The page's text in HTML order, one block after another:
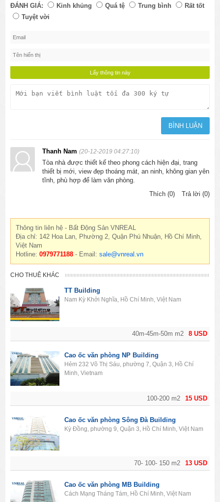
ĐÁNH GIÁ: Kinh khủng Quá tệ Trung bình
Rất tốt
Tuyệt vời
Thanh Nam(20-12-2019 04:27:10)
Tòa nhà được thiết kế theo phong cách hiện đại, trang
thiết bị mới, view đẹp thoáng mát, an ninh, không gian yên
tĩnh, phù hợp để làm văn phòng.
Thích (0)
Trả lời (0)
Thông tin liên hệ - Bất Động Sản VNREAL
Địa chỉ: 142 Hoa Lan, Phường 2, Quận Phú Nhuận, Hồ Chí Minh,
Việt Nam
Hotline:0979771188 - Email:sale@vnreal.vn
CHO THUÊ KHÁC
8 USD
40m-45m-50m m2
TT Building
Nam Kỳ Khởi Nghĩa, Hồ Chí Minh, Việt Nam
15 USD
100-200 m2
Cao ốc văn phòng NP Building
Hẻm 232 Võ Thị Sáu, phường 7, Quận 3, Hồ Chí
Minh, Vietnam
13 USD
70- 100- 150 m2
Cao ốc văn phòng Sông Đà Building
Kỳ Đồng, phường 9, Quận 3, Hồ Chí Minh, Việt Nam
Cao ốc văn phòng MB Building
Cách Mạng Tháng Tám, Hồ Chí Minh, Việt Nam